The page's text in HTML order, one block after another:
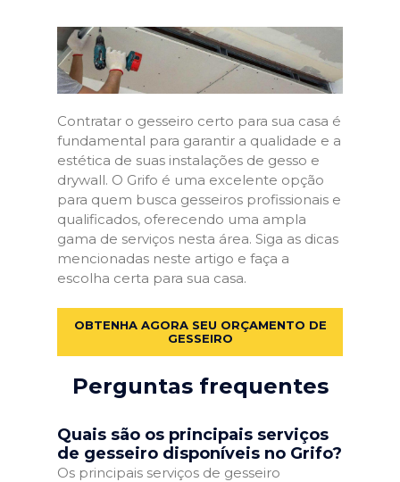
Contratar o gesseiro certo para sua casa é
fundamental para garantir a qualidade e a
estética de suas instalações de gesso e
drywall. O Grifo é uma excelente opção
para quem busca gesseiros profissionais e
qualificados, oferecendo uma ampla
gama de serviços nesta área. Siga as dicas
mencionadas neste artigo e faça a
escolha certa para sua casa.
OBTENHA AGORA SEU ORÇAMENTO DE
GESSEIRO
Perguntas frequentes
Quais são os principais serviços
de gesseiro disponíveis no Grifo?
Os principais serviços de gesseiro